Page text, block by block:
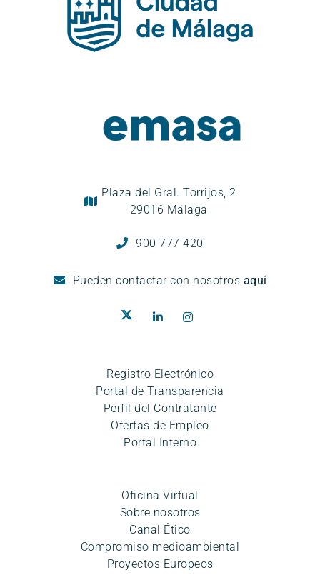
Plaza del Gral. Torrijos, 2
29016 Málaga
900 777 420
Pueden contactar con nosotros aquí
Registro Electrónico
Portal de Transparencia
Perfil del Contratante
Ofertas de Empleo
Portal Interno
Oficina Virtual
Sobre nosotros
Canal Ético
Compromiso medioambiental
Proyectos Europeos